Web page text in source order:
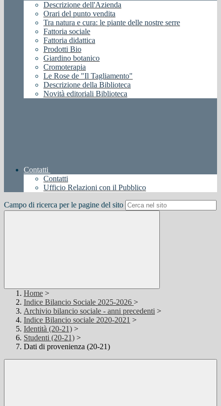
Descrizione dell'Azienda
Orari del punto vendita
Tra natura e cura: le piante delle nostre serre
Fattoria sociale
Fattoria didattica
Prodotti Bio
Giardino botanico
Cromoterapia
Le Rose de "Il Tagliamento"
Descrizione della Biblioteca
Novità editoriali Biblioteca
Contatti
Contatti
Ufficio Relazioni con il Pubblico
Campo di ricerca per le pagine del sito
Home >
Indice Bilancio Sociale 2025-2026 >
Archivio bilancio sociale - anni precedenti >
Indice Bilancio sociale 2020-2021 >
Identità (20-21) >
Studenti (20-21) >
Dati di provenienza (20-21)